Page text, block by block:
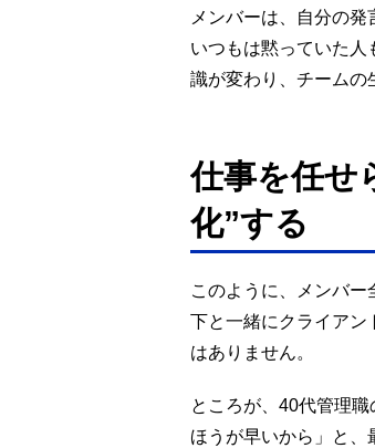
メンバーは、自分の
いつもは黙っていた
識が変わり、チームの
仕事を任せ
化”する
このように、メンバ
下と一緒にクライアン
はありません。
ところが、40代管理
ほうが早いから」と、